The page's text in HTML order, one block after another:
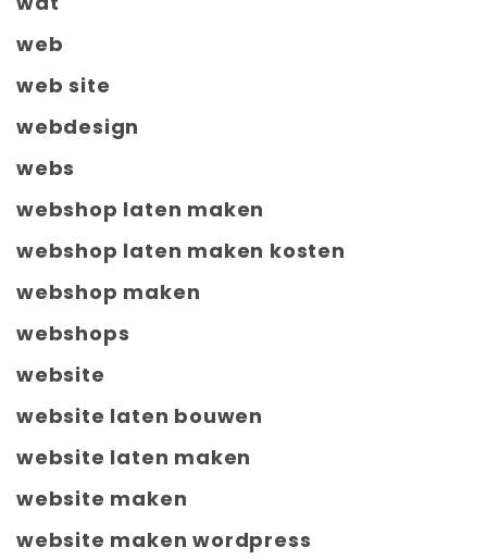
web
web site
webdesign
webs
webshop laten maken
webshop laten maken kosten
webshop maken
webshops
website
website laten bouwen
website laten maken
website maken
website maken wordpress